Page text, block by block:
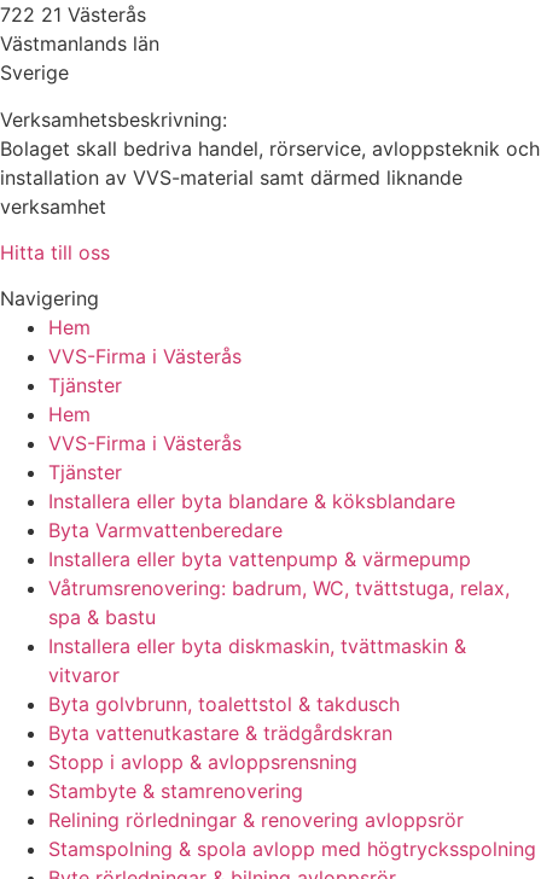
722 21 Västerås
Västmanlands län
Sverige
Verksamhetsbeskrivning:
Bolaget skall bedriva handel, rörservice, avloppsteknik och
installation av VVS-material samt därmed liknande
verksamhet
Hitta till oss
Navigering
Hem
VVS-Firma i Västerås
Tjänster
Hem
VVS-Firma i Västerås
Tjänster
Installera eller byta blandare & köksblandare
Byta Varmvattenberedare
Installera eller byta vattenpump & värmepump
Våtrumsrenovering: badrum, WC, tvättstuga, relax,
spa & bastu
Installera eller byta diskmaskin, tvättmaskin &
vitvaror
Byta golvbrunn, toalettstol & takdusch
Byta vattenutkastare & trädgårdskran
Stopp i avlopp & avloppsrensning
Stambyte & stamrenovering
Relining rörledningar & renovering avloppsrör
Stamspolning & spola avlopp med högtrycksspolning